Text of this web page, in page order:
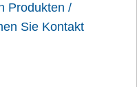
Produkten /
Sie Kontakt